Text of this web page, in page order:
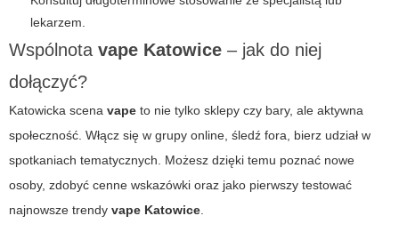
lekarzem.
Wspólnota vape Katowice – jak do niej
dołączyć?
Katowicka scena vape to nie tylko sklepy czy bary, ale aktywna
społeczność. Włącz się w grupy online, śledź fora, bierz udział w
spotkaniach tematycznych. Możesz dzięki temu poznać nowe
osoby, zdobyć cenne wskazówki oraz jako pierwszy testować
najnowsze trendy vape Katowice.